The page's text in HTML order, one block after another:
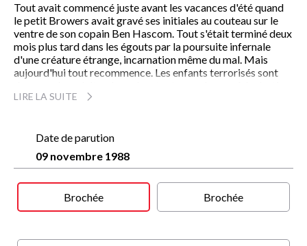
Tout avait commencé juste avant les vacances d'été quand
le petit Browers avait gravé ses initiales au couteau sur le
ventre de son copain Ben Hascom. Tout s'était terminé deux
mois plus tard dans les égouts par la poursuite infernale
d'une créature étrange, incarnation même du mal. Mais
aujourd'hui tout recommence. Les enfants terrorisés sont
reprend ses droits, l'horreur ressurgit. Chacun retrouvera
grandir dans un monde de violence.
LIRE LA SUITE
Date de parution
09 novembre 1988
Brochée Brochée